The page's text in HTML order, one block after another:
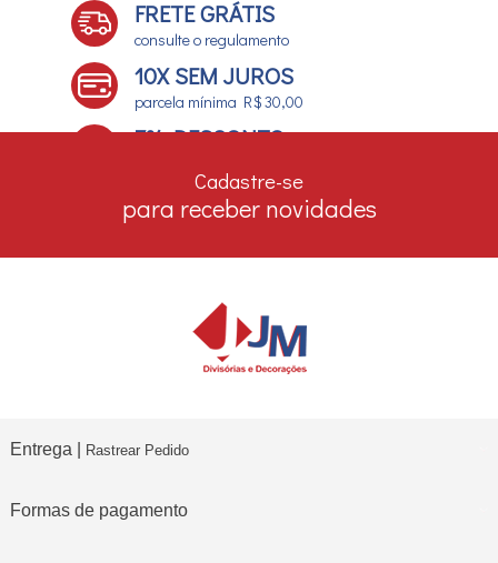
FRETE GRÁTIS
consulte o regulamento
10X SEM JUROS
parcela mínima R$ 30,00
7% DESCONTO
Cadastre-se
para receber novidades
Entrega | Rastrear Pedido
Formas de pagamento